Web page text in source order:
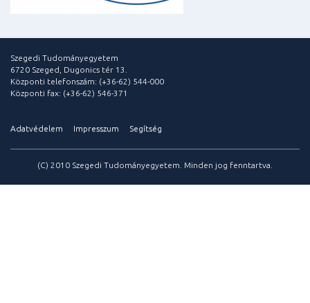
Szegedi Tudományegyetem
6720 Szeged, Dugonics tér 13.
Központi telefonszám: (+36-62) 544-000
Központi fax: (+36-62) 546-371
Adatvédelem Impresszum Segítség
(C) 2010 Szegedi Tudományegyetem. Minden jog fenntartva.